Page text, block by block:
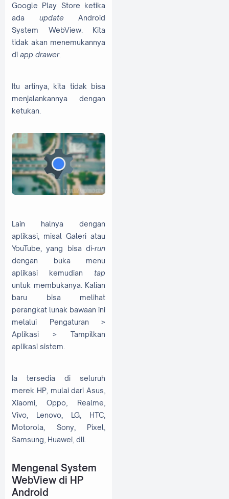
Google Play Store ketika
ada updateAndroid
System WebView. Kita
tidak akan menemukannya
di app drawer.
Itu artinya, kita tidak bisa
menjalankannya dengan
ketukan.
Lain halnya dengan
aplikasi, misal Galeri atau
YouTube, yang bisa di-run
dengan buka menu
aplikasi kemudian tap
untuk membukanya. Kalian
baru bisa melihat
perangkat lunak bawaan ini
melalui Pengaturan >
Aplikasi > Tampilkan
aplikasi sistem.
Ia tersedia di seluruh
merek HP, mulai dari Asus,
Xiaomi, Oppo, Realme,
Vivo, Lenovo, LG, HTC,
Motorola, Sony, Pixel,
Samsung, Huawei, dll.
Mengenal System
WebView di HP
Android